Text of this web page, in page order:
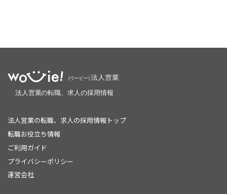
法人営業の転職、求人の採用情報トップ
転職お役立ち情報
ご利用ガイド
プライバシーポリシー
運営会社